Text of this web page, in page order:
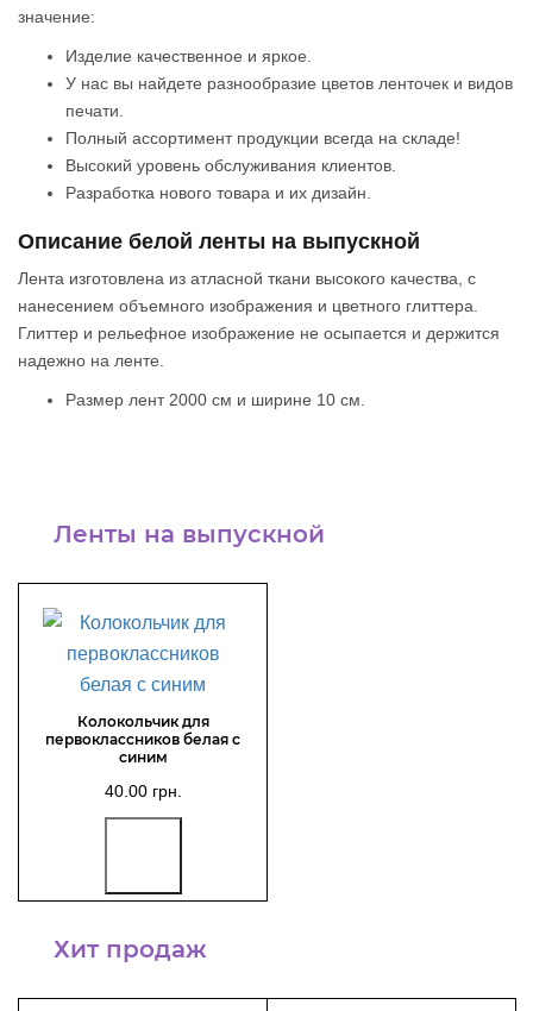
значение:
Изделие качественное и яркое.
У нас вы найдете разнообразие цветов ленточек и видов
печати.
Полный ассортимент продукции всегда на складе!
Высокий уровень обслуживания клиентов.
Разработка нового товара и их дизайн.
Описание белой ленты на выпускной
Лента изготовлена из атласной ткани высокого качества, с
нанесением объемного изображения и цветного глиттера.
Глиттер и рельефное изображение не осыпается и держится
надежно на ленте.
Размер лент 2000 см и ширине 10 см.
Ленты на выпускной
Колокольчик для
первоклассников белая с
синим
40.00 грн.
Хит продаж